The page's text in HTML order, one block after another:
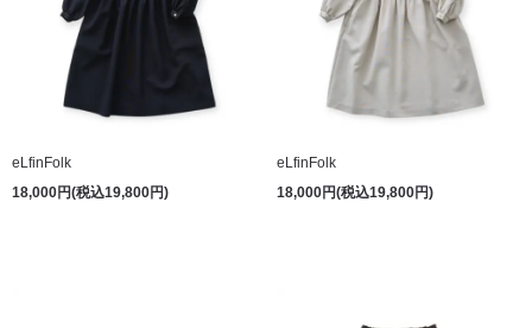
eLfinFolk
18,000円(税込19,800円)
eLfinFolk
18,000円(税込19,800円)